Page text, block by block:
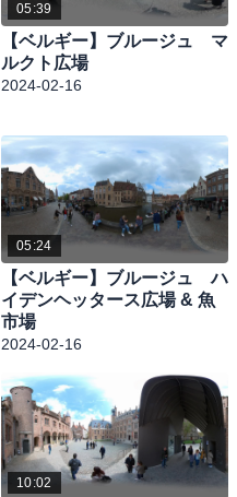
05:39
【ベルギー】ブルージュ マ
ルクト広場
2024-02-16
05:24
【ベルギー】ブルージュ ハ
イデンヘッタース広場 & 魚
市場
2024-02-16
10:02